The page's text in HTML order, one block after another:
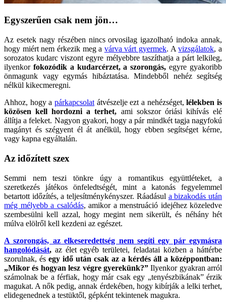
Egyszerűen csak nem jön…
Az esetek nagy részében nincs orvosilag igazolható indoka annak,
hogy miért nem érkezik meg a várva várt gyermek. Avizsgálatok, a
sorozatos kudarc viszont egyre mélyebbre taszíthatja a párt lelkileg,
ilyenkor fokozódik a kudarcérzet, a szorongás,egyre gyakoribb
önmagunk vagy egymás hibáztatása. Mindebből nehéz segítség
nélkül kikecmeregni.
Ahhoz, hogy a párkapcsolat átvészelje ezt a nehézséget, lélekben is
közösen kell hordozni a terhet, ami sokszor óriási kihívás elé
állítja a feleket. Nagyon gyakori, hogy a pár mindkét tagja nagyfokú
magányt és szégyent él át anélkül, hogy ebben segítséget kérne,
vagy kapna egyáltalán.
Az időzített szex
Semmi nem teszi tönkre úgy a romantikus együttléteket, a
szeretkezés játékos önfeledtségét, mint a katonás fegyelemmel
betartott időzítés, a teljesítménykényszer. Ráadásul a bizakodás után
még mélyebb a csalódás, amikor a menstruáció idejéhez közeledve
szembesülni kell azzal, hogy megint nem sikerült, és néhány hét
múlva elölről kell kezdeni az egészet.
A szorongás, az elkeseredettség nem segíti egy pár egymásra
hangolódását, az élet egyéb területei, feladatai közben a háttérbe
szorulnak, és egy idő után csak az a kérdés áll a középpontban:
„Mikor és hogyan lesz végre gyerekünk?”Ilyenkor gyakran arról
számolnak be a férfiak, hogy már csak egy „tenyészbikának” érzik
magukat. A nők pedig, annak érdekében, hogy kibírják a lelki terhet,
elidegenednek a testüktől, gépként tekintenek magukra.